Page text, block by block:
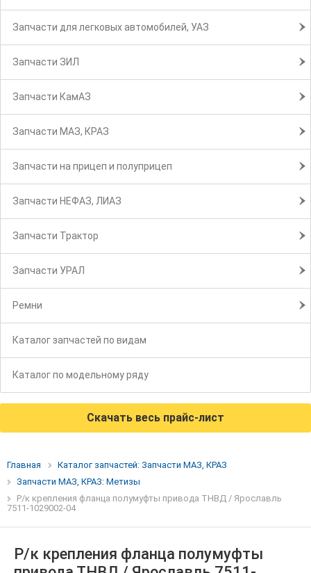
Запчасти для легковых автомобилей, УАЗ
Запчасти ЗИЛ
Запчасти КамАЗ
Запчасти МАЗ, КРАЗ
Запчасти на прицеп и полуприцеп
Запчасти НЕФАЗ, ЛИАЗ
Запчасти Трактор
Запчасти УРАЛ
Ремни
Каталог запчастей по видам
Каталог по модельному ряду
Скачать весь прайс-лист
Главная
Каталог запчастей: Запчасти МАЗ, КРАЗ
Запчасти МАЗ, КРАЗ: Метизы
Р/к крепления фланца полумуфты привода ТНВД / Ярославль
7511-1029002-04
Р/к крепления фланца полумуфты